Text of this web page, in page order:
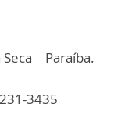
– Paraíba.
3435